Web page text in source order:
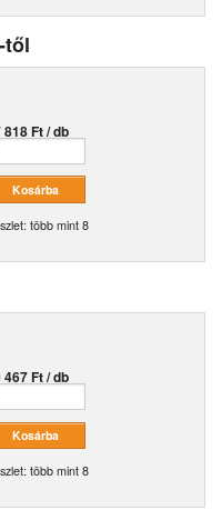
től
818 Ft / db
több mint 8
467 Ft / db
több mint 8